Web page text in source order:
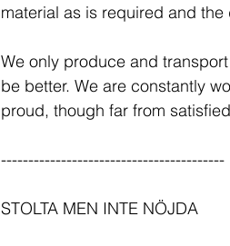
material as is required and
We only produce and
be better. We are constantly
proud, though far from
-----------------------------------------
STOLTA MEN INTE NÖJDA